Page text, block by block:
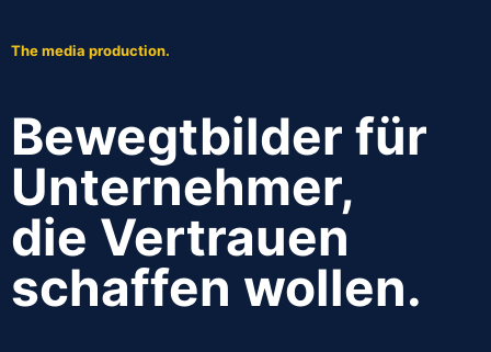
The media production.
Bewegtbilder für
Unternehmer,
die Vertrauen
schaffen wollen.